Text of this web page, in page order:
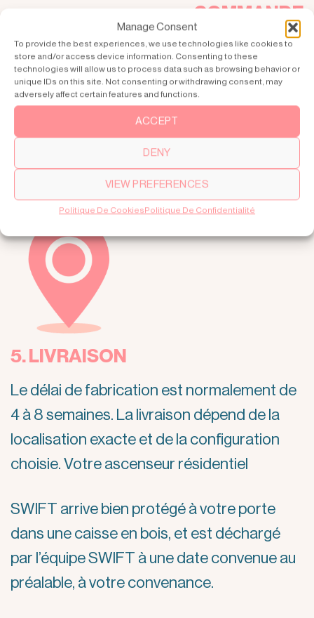
Manage Consent
To provide the best experiences, we use technologies like cookies to
store and/or access device information. Consenting to these
technologies will allow us to process data such as browsing behavior or
unique IDs on this site. Not consenting or withdrawing consent, may
adversely affect certain features and functions.
ACCEPT
DENY
VIEW PREFERENCES
Politique De CookiesPolitique De Confidentialité
COMMANDE
Passez votre commande définitive lorsque
vous êtes satisfait. C’est ainsi que vous
pouvez acheter votre ascenseur de maison
en toute confiance.
5. LIVRAISON
Le délai de fabrication est normalement de
4 à 8 semaines. La livraison dépend de la
localisation exacte et de la configuration
choisie. Votre ascenseur résidentiel
SWIFT arrive bien protégé à votre porte
dans une caisse en bois, et est déchargé
par l’équipe SWIFT à une date convenue au
préalable, à votre convenance.